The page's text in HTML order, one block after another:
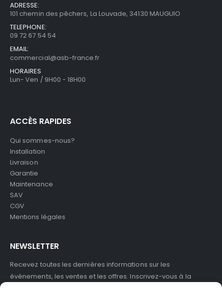
ADRESSE:
101 chemin des pêchers, La Louvade, 34130 MAUGUIO
TELEPHONE:
09 72 67 54 54
EMAIL:
commercial@asb-france.fr
HORAIRES
Lun- Ven / 9H00 - 18H00
ACCÈS RAPIDES
Qui sommes-nous?
Installation
Livraison
Garantie
Maintenance
SAV
CGV
Mentions légales
NEWSLETTER
Recevez toutes les dernières informations sur les
événements, les ventes et les offres. Inscrivez-vous à la